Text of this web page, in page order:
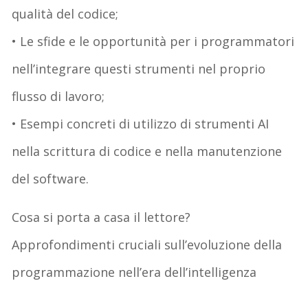
qualità del codice;
• Le sfide e le opportunità per i programmatori
nell’integrare questi strumenti nel proprio
flusso di lavoro;
• Esempi concreti di utilizzo di strumenti AI
nella scrittura di codice e nella manutenzione
del software.
Cosa si porta a casa il lettore?
Approfondimenti cruciali sull’evoluzione della
programmazione nell’era dell’intelligenza